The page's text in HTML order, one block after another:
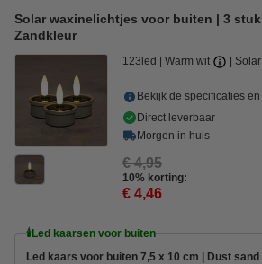
Solar waxinelichtjes voor buiten | 3
Zandkleur
123led Warm wit
Bekijk de specificaties
Direct leverbaar
Morgen in huis
€ 4,95
10% korting:
€ 4,46
🕯️Led kaarsen voor buiten
Led kaars voor buiten 7,5 x 10 cm | Dust sand